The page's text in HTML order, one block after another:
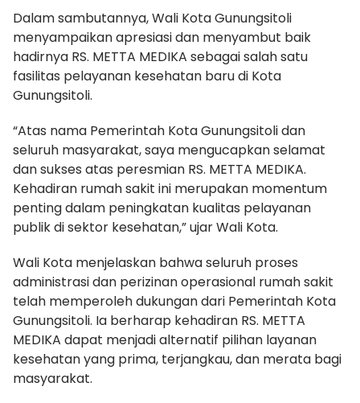
Dalam sambutannya, Wali Kota Gunungsitoli
menyampaikan apresiasi dan menyambut baik
hadirnya RS. METTA MEDIKA sebagai salah satu
fasilitas pelayanan kesehatan baru di Kota
Gunungsitoli.
“Atas nama Pemerintah Kota Gunungsitoli dan
seluruh masyarakat, saya mengucapkan selamat
dan sukses atas peresmian RS. METTA MEDIKA.
Kehadiran rumah sakit ini merupakan momentum
penting dalam peningkatan kualitas pelayanan
publik di sektor kesehatan,” ujar Wali Kota.
Wali Kota menjelaskan bahwa seluruh proses
administrasi dan perizinan operasional rumah sakit
telah memperoleh dukungan dari Pemerintah Kota
Gunungsitoli. Ia berharap kehadiran RS. METTA
MEDIKA dapat menjadi alternatif pilihan layanan
kesehatan yang prima, terjangkau, dan merata bagi
masyarakat.